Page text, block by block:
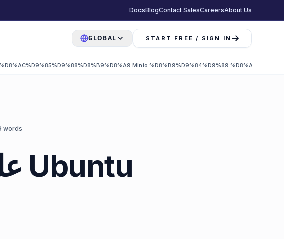
DocsBlogContact SalesCareersAbout Us
GLOBAL START FREE / SIGN IN
Minio %D8%B9%D9%84%D9%89
words